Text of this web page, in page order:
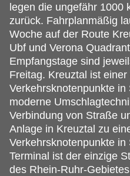
legen die ungefähr 1000
zurück. Fahrplanmäßig
Woche auf der Route
Ubf und Verona
Empfangstage sind
Freitag. Kreuztal ist
Verkehrsknotenpunkte
moderne
Verbindung von Straße
Anlage in Kreuztal zu
Verkehrsknotenpunkte
Terminal ist der einzige
des Rhein-Ruhr-